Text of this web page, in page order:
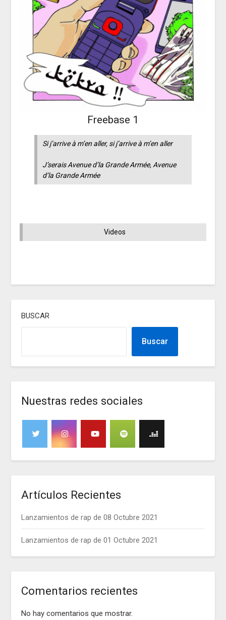
Freebase 1
Si j’arrive à m’en aller, si j’arrive à m’en aller
J’serais Avenue d’la Grande Armée, Avenue
d’la Grande Armée
Videos
BUSCAR
Buscar
Nuestras redes sociales
Artículos Recientes
Lanzamientos de rap de 08 Octubre 2021
Lanzamientos de rap de 01 Octubre 2021
Comentarios recientes
No hay comentarios que mostrar.